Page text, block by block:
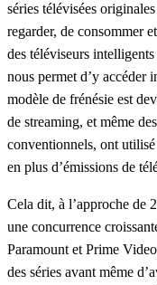
séries télévisées
regarder, de consommer
des téléviseurs
nous permet d’y accéder
modèle de frénésie est
de streaming, et même
conventionnels, ont
en plus d’émissions de
Cela dit, à l’approche de
une concurrence
Paramount et Prime
des séries avant même